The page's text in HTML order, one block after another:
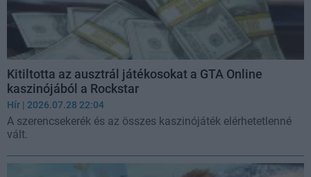
Kitiltotta az ausztrál játékosokat a GTA Online
kaszinójából a Rockstar
Hír | 2026.07.28 22:04
A szerencsekerék és az összes kaszinójáték elérhetetlenné
vált.